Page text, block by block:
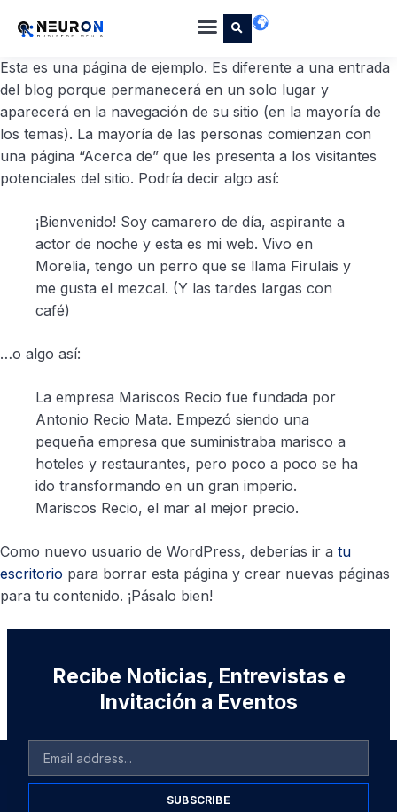
Esta es una página de ejemplo. Es diferente a una entrada
del blog porque permanecerá en un solo lugar y
aparecerá en la navegación de su sitio (en la mayoría de
los temas). La mayoría de las personas comienzan con
una página “Acerca de” que les presenta a los visitantes
potenciales del sitio. Podría decir algo así:
¡Bienvenido! Soy camarero de día, aspirante a
actor de noche y esta es mi web. Vivo en
Morelia, tengo un perro que se llama Firulais y
me gusta el mezcal. (Y las tardes largas con
café)
…o algo así:
La empresa Mariscos Recio fue fundada por
Antonio Recio Mata. Empezó siendo una
pequeña empresa que suministraba marisco a
hoteles y restaurantes, pero poco a poco se ha
ido transformando en un gran imperio.
Mariscos Recio, el mar al mejor precio.
Como nuevo usuario de WordPress, deberías ir a tu
escritorio para borrar esta página y crear nuevas páginas
para tu contenido. ¡Pásalo bien!
Recibe Noticias, Entrevistas e
Invitación a Eventos
SUBSCRIBE